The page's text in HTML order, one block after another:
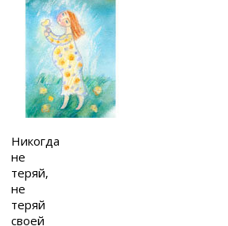
Никогда
не
теряй,
не
теряй
своей